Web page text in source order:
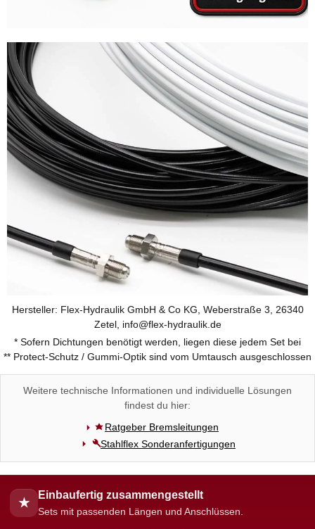
Hersteller: Flex-Hydraulik GmbH & Co KG, Weberstraße 3, 26340
Zetel, info@flex-hydraulik.de
* Sofern Dichtungen benötigt werden, liegen diese jedem Set bei
** Protect-Schutz / Gummi-Optik sind vom Umtausch ausgeschlossen
Weitere technische Informationen und individuelle Lösungen
findest du hier:
Ratgeber Bremsleitungen
Stahlflex Sonderanfertigungen
★
Einbaufertig zusammengestellt
Sets mit passenden Längen und Anschlüssen.